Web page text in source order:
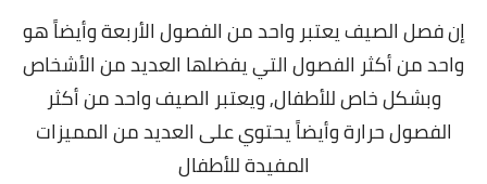
إن فصل الصيف يعتبر واحد من الفصول الأربعة وأيضاً هو
واحد من أكثر الفصول التي يفضلها العديد من الأشخاص
وبشكل خاص للأطفال, ويعتبر الصيف واحد من أكثر
الفصول حرارة وأيضاً يحتوي على العديد من المميزات
المفيدة للأطفال